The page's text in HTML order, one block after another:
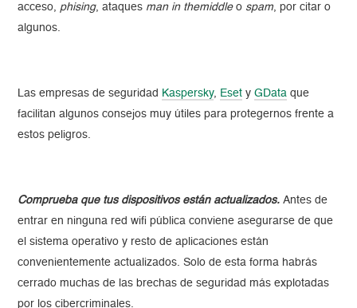
acceso, phising, ataques man in themiddleo spam, por citar o
algunos.
Las empresas de seguridad Kaspersky, Eset yGData que
facilitan algunos consejos muy útiles para protegernos frente a
estos peligros.
Comprueba que tus dispositivos están actualizados.Antes de
entrar en ninguna red wifi pública conviene asegurarse de que
el sistema operativo y resto de aplicaciones están
convenientemente actualizados. Solo de esta forma habrás
cerrado muchas de las brechas de seguridad más explotadas
por los cibercriminales.